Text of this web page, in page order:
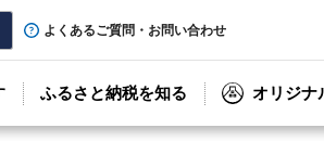
よくあるご質問・お問い合わせ
ふるさと納税を知る オリジナ